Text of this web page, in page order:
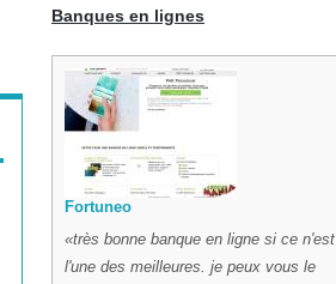
Banques en lignes
Fortuneo
très bonne banque en ligne si ce n'est
l'une des meilleures. je peux vous le